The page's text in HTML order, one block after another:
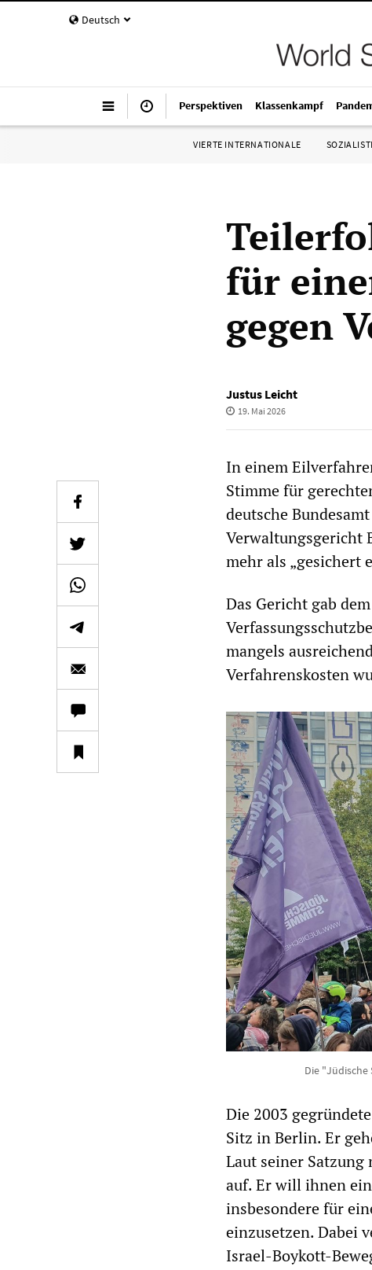
Deutsch
Perspektiven Klassenkampf
VIERTE INTERNATIONALE
für
gegen
Justus Leicht
19. Mai 2026
In einem
Stimme für
deutsche
Verwaltungsgericht
mehr als „gesichert
Das Gericht gab
mangels
Verfahrenskosten
Die
Die 2003
Sitz in Berlin. Er
Laut seiner
auf. Er will ihnen
insbesondere für
einzusetzen. Dabei
Israel-Boykott-